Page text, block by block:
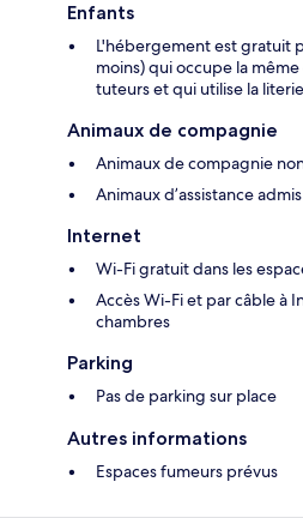
Enfants
L'hébergement est gratuit
moins) qui occupe la
tuteurs et qui utilise la
Animaux de compagnie
Animaux de compagnie
Animaux d’assistance admis
Internet
Wi-Fi gratuit dans les
Accès Wi-Fi et par câble à
chambres
Parking
Pas de parking sur place
Autres informations
Espaces fumeurs prévus